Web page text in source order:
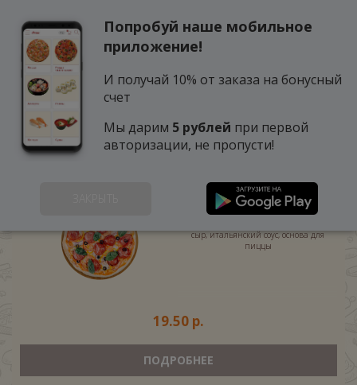
Салями, помидоры, перец, репчатый
сыр, итальянский соус, основа для
пиццы
19.50 р.
ПОДРОБНЕЕ
Попробуй наше мобильное
приложение!
И получай 10% от заказа на бонусный
счет
Мы дарим 5 рублей при первой
авторизации, не пропусти!